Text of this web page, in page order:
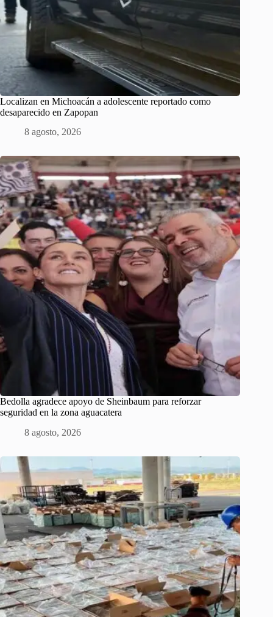
Localizan en Michoacán a adolescente reportado como
desaparecido en Zapopan
8 agosto, 2026
Bedolla agradece apoyo de Sheinbaum para reforzar
seguridad en la zona aguacatera
8 agosto, 2026